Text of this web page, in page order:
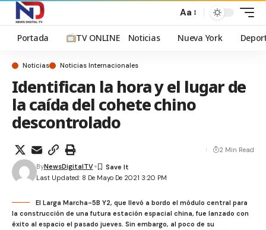
Aa
Portada TV ONLINE Noticias Nueva York
Noticias Noticias Internacionales
Identifican la hora y el lugar de
la caída del cohete chino
descontrolado
Last Updated: 8 De Mayo De 2021 3:20 PM
ByNewsDigitalTV
2 Min Read
El Larga Marcha-5B Y2, que llevó a bordo el módulo central para
la construcción de una futura estación espacial china, fue lanzado con
éxito al espacio el pasado jueves. Sin embargo, al poco de su